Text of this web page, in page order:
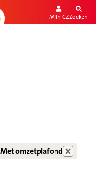
Mijn CZZoeken
Met omzetplafond